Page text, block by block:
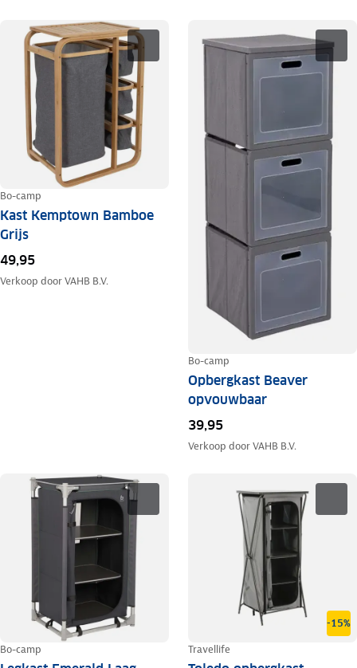
Bo-camp
Kast Kemptown Bamboe
Grijs
49,95
Verkoop doorVAHB B.V.
Bo-camp
Opbergkast Beaver
opvouwbaar
39,95
Verkoop doorVAHB B.V.
Bo-camp
-15%
Travellife